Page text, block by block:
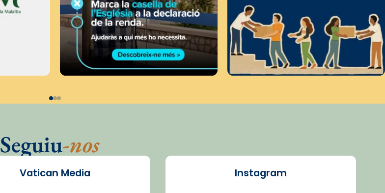
Seguiu-nos
Vatican Media Instagram